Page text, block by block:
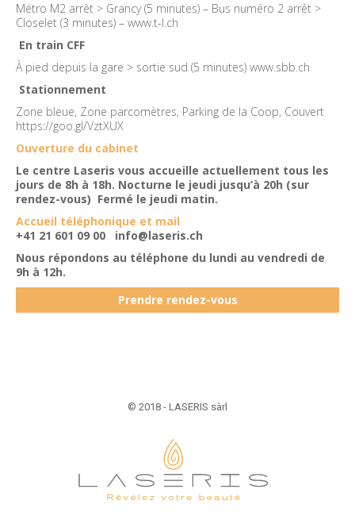
Métro M2 arrêt > Grancy (5 minutes) – Bus numéro 2 arrêt >
Closelet (3 minutes) – www.t-l.ch
En train CFF
À pied depuis la gare > sortie sud (5 minutes) www.sbb.ch
Stationnement
Zone bleue, Zone parcomètres, Parking de la Coop, Couvert
https://goo.gl/VztXUX
Ouverture du cabinet
Le centre Laseris vous accueille actuellement tous les
jours de 8h à 18h. Nocturne le jeudi jusqu’à 20h (sur
rendez-vous) Fermé le jeudi matin.
Accueil téléphonique et mail
+41 21 601 09 00
info@laseris.ch
Nous répondons au téléphone du lundi au vendredi de
9h à 12h.
Prendre rendez-vous
© 2018 - LASERIS sàrl